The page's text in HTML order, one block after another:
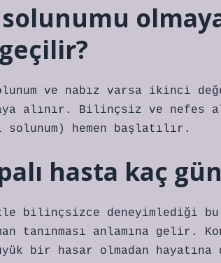
ve nabız varsa ikinci
alınır. Bilinçsiz ve nefes
hemen başlatılır.
hasta kaç
bilinçsizce deneyimlediği bu
tanınması anlamına gelir.
bir hasar olmadan hayatına